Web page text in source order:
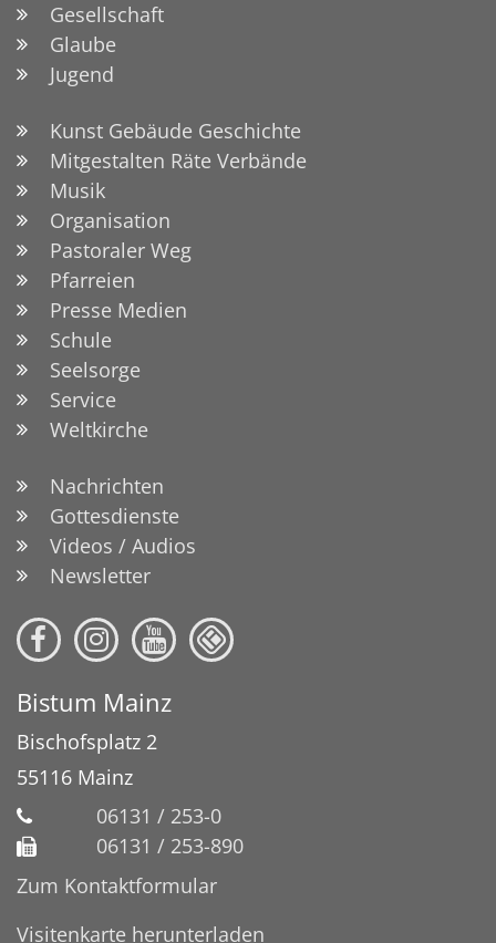
Gesellschaft
Glaube
Jugend
Kunst Gebäude Geschichte
Mitgestalten Räte Verbände
Musik
Organisation
Pastoraler Weg
Pfarreien
Presse Medien
Schule
Seelsorge
Service
Weltkirche
Nachrichten
Gottesdienste
Videos / Audios
Newsletter
Bistum Mainz
Bischofsplatz 2
55116 Mainz
06131 / 253-0
06131 / 253-890
Zum Kontaktformular
Visitenkarte herunterladen